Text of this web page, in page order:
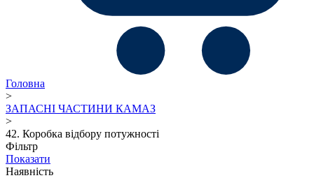
Головна
>
ЗАПАСНІ ЧАСТИНИ КАМАЗ
>
42. Коробка відбору потужності
Фільтр
Показати
Наявність